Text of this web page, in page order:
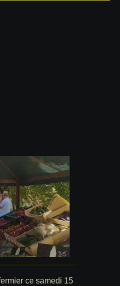
ce samedi 15